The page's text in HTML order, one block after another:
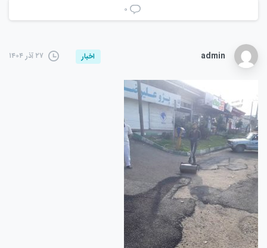
۰
admin اخبار ۲۷ آذر ۱۴۰۴